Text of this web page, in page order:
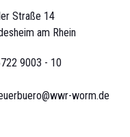
Straße 14
am Rhein
9003 - 10
worm.de